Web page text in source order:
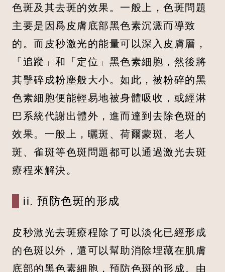
色斑及其去斑的效果。一般上，色斑問題
主要是因爲皮膚底部黑色素沉澱而導致
的。而皮秒激光的能量可以深入皮膚層，
「追蹤」和「定位」黑色素細胞，然後將
其擊碎成粉塵般大小。如此，被粉碎的黑
色素細胞便能輕易地被身體吸收，或經淋
巴系統代謝出體外，進而達到去除色斑的
效果。一般上，曬斑、荷爾蒙斑、老人
斑、雀斑等色斑問題都可以通過激光去斑
療程來解決。
ii. 預防色斑的形成
皮秒激光去斑療程除了可以淡化已經形成
的色斑以外，還可以幫助消除埋藏在肌膚
底部的黑色素細胞，預防色斑的形成。由